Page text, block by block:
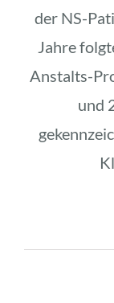
der NS-
Jahre
Anstalts-
und